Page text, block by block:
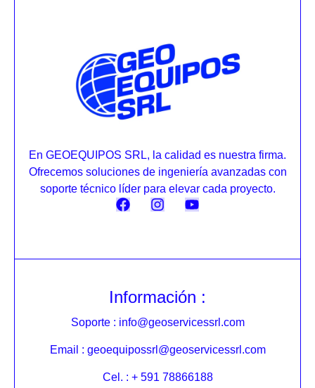
En GEOEQUIPOS SRL, la calidad es nuestra firma.
Ofrecemos soluciones de ingeniería avanzadas con
soporte técnico líder para elevar cada proyecto.
Información :
Soporte : info@geoservicessrl.com
Email : geoequipossrl@geoservicessrl.com
Cel. : + 591 78866188